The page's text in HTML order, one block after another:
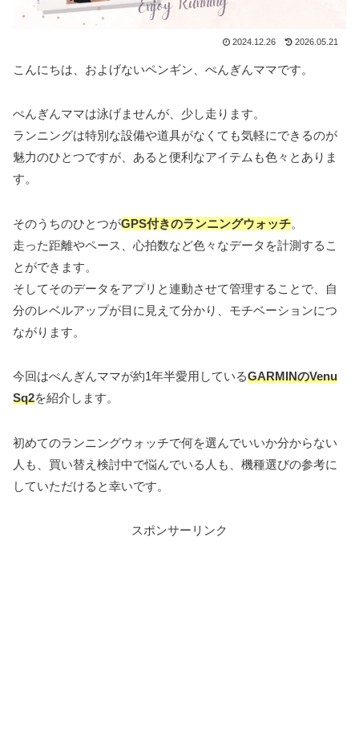
2024.12.26 2026.05.21
こんにちは、およげないペンギン、ぺんぎんママです。
ぺんぎんママは泳げませんが、少し走ります。
ランニングは特別な設備や道具がなくても気軽にできるのが
魅力のひとつですが、あると便利なアイテムも色々とありま
す。
そのうちのひとつがGPS付きのランニングウォッチ。
走った距離やペース、心拍数など色々なデータを計測するこ
とができます。
そしてそのデータをアプリと連動させて管理することで、自
分のレベルアップが目に見えて分かり、モチベーションにつ
ながります。
今回はぺんぎんママが約1年半愛用しているGARMINのVenu
Sq2を紹介します。
初めてのランニングウォッチで何を選んでいいか分からない
人も、買い替え検討中で悩んでいる人も、機種選びの参考に
していただけると幸いです。
スポンサーリンク